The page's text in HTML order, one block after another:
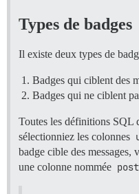
Types de badges
Il existe deux types de
Badges qui ciblent des
Badges qui ne ciblent
Toutes les définitions SQL
sélectionniez les colonnes
badge cible des messages,
une colonne nommée